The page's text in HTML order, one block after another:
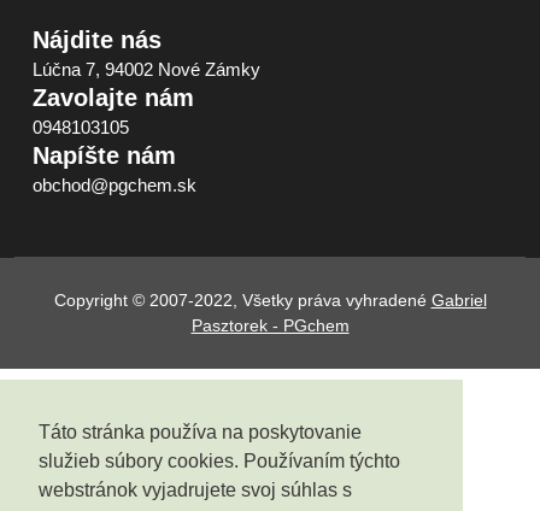
Táto stránka používa na poskytovanie
služieb súbory cookies. Používaním týchto
webstránok vyjadrujete svoj súhlas s
Nájdite nás
Lúčna 7, 94002 Nové Zámky
Zavolajte nám
0948103105
Napíšte nám
obchod@pgchem.sk
Copyright © 2007-2022, Všetky práva vyhradené Gabriel
Pasztorek - PGchem